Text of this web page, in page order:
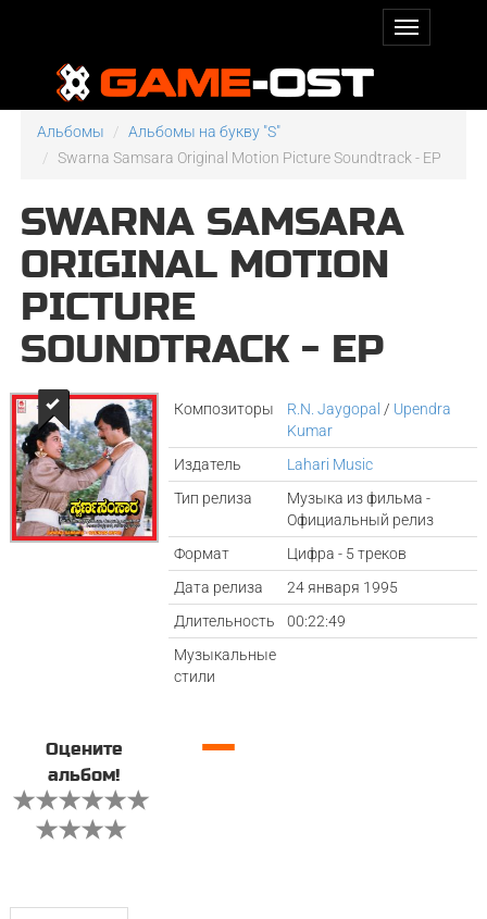
Альбомы
Альбомы на букву "S"
Swarna Samsara Original Motion Picture Soundtrack - EP
SWARNA SAMSARA
ORIGINAL MOTION
PICTURE
SOUNDTRACK - EP
Композиторы R.N. Jaygopal / Upendra
Kumar
Издатель
Lahari Music
Тип релиза
Музыка из фильма -
Официальный релиз
Формат
Цифра - 5 треков
Дата релиза
24 января 1995
Длительность
00:22:49
Музыкальные
стили
Оцените
альбом!
—